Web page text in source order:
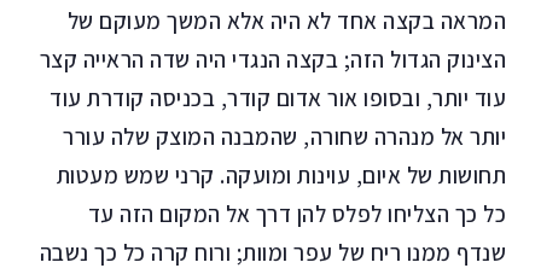
המראה בקצה אחד לא היה אלא המשך מעוקם של
הצינוק הגדול הזה; בקצה הנגדי היה שדה הראייה קצר
עוד יותר, ובסופו אור אדום קודר, בכניסה קודרת עוד
יותר אל מנהרה שחורה, שהמבנה המוצק שלה עורר
תחושות של איום, עוינות ומועקה. קרני שמש מעטות
כל כך הצליחו לפלס להן דרך אל המקום הזה עד
שנדף ממנו ריח של עפר ומוות; ורוח קרה כל כך נשבה